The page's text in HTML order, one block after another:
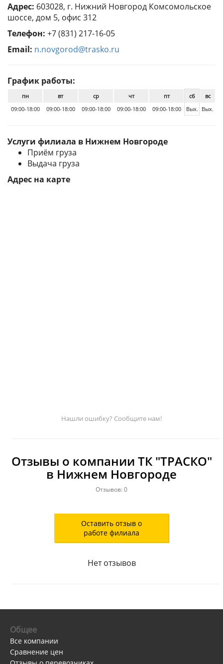
Адрес: 603028, г. Нижний Новгород Комсомольское
шоссе, дом 5, офис 312
Телефон: +7 (831) 217-16-05
Email: n.novgorod@trasko.ru
График работы:
пн
09:00-18:00
вт
09:00-18:00
ср
09:00-18:00
чт
09:00-18:00
пт
09:00-18:00
сб
Вых.
вс
Вых.
Услуги филиала в Нижнем Новгороде
Приём груза
Выдача груза
Адрес на карте
Нашли ошибку? Сообщите нам!
Отзывы о компании ТК "ТРАСКО"
в Нижнем Новгороде
Отзывов: 0
Оставить отзыв о
работе филиала
Нет отзывов
Общее
Все компании
Сравнение цен